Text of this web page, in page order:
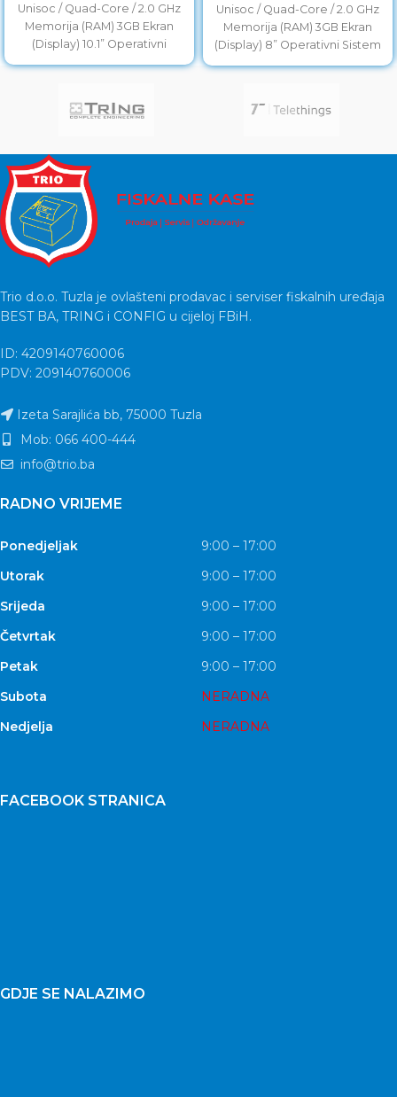
Unisoc / Quad-Core / 2.0 GHz
Memorija (RAM) 3GB Ekran
(Display) 10.1” Operativni
Sistem Android 11 Pohrana
Unisoc / Quad-Core / 2.0 GHz
Memorija (RAM) 3GB Ekran
(Display) 8” Operativni Sistem
Android 11 Pohrana
Trio d.o.o. Tuzla je ovlašteni prodavac i serviser fiskalnih uređaja
BEST BA, TRING i CONFIG u cijeloj FBiH.
ID: 4209140760006
PDV: 209140760006
Izeta Sarajlića bb, 75000 Tuzla
Mob: 066 400-444
info@trio.ba
RADNO VRIJEME
Ponedjeljak
9:00 – 17:00
Utorak
9:00 – 17:00
Srijeda
9:00 – 17:00
Četvrtak
9:00 – 17:00
Petak
9:00 – 17:00
Subota
NERADNA
Nedjelja
NERADNA
FACEBOOK STRANICA
GDJE SE NALAZIMO